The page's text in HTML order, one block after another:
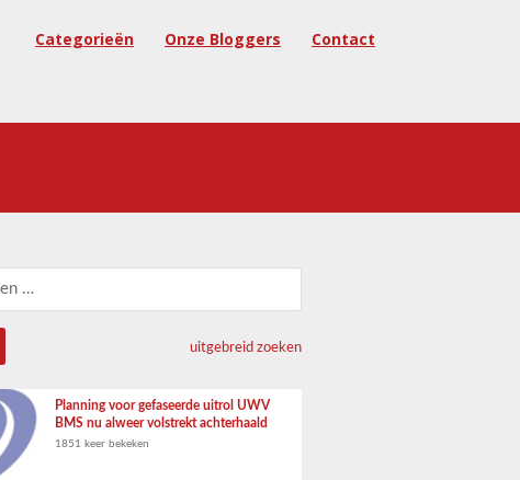
Categorieën Onze Bloggers Contact
uitgebreid zoeken
Planning voor gefaseerde uitrol UWV
BMS nu alweer volstrekt achterhaald
1851 keer bekeken